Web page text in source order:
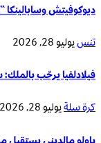
ديوكوفيتش
تنسيوليو 28, 2026
فيلادلفيا يرحّب
كرة سلةيوليو 28, 2026